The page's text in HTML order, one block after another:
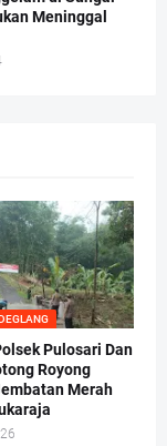
Meninggal
Pulosari Dan
Royong
Merah